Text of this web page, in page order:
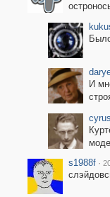
И
s1988f ·